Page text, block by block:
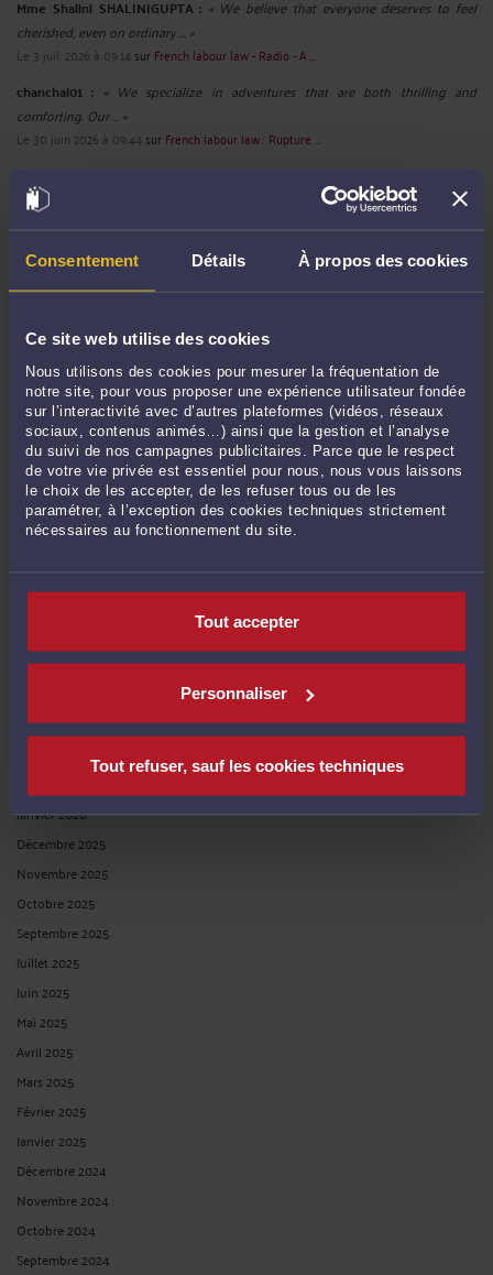
Consentement Détails À propos des cookies
Ce site web utilise des cookies
Nous utilisons des cookies pour mesurer la fréquentation de
notre site, pour vous proposer une expérience utilisateur fondée
sur l’interactivité avec d’autres plateformes (vidéos, réseaux
sociaux, contenus animés…) ainsi que la gestion et l’analyse
du suivi de nos campagnes publicitaires. Parce que le respect
de votre vie privée est essentiel pour nous, nous vous laissons
le choix de les accepter, de les refuser tous ou de les
paramétrer, à l’exception des cookies techniques strictement
nécessaires au fonctionnement du site.
Tout accepter
Personnaliser
Tout refuser, sauf les cookies techniques
Mme Shalini SHALINIGUPTA : « We believe that everyone deserves to feel
cherished, even on ordinary ... »
Le 3 juil. 2026 à 09:14 sur French labour law - Radio - A ...
chanchal01 : « We specialize in adventures that are both thrilling and
comforting. Our ... »
Le 30 juin 2026 à 09:44 sur French labour law : Rupture ...
first impression, and we make ... »
RECHERCHE
Publié du au
ARCHIVES
Juin 2026
Avril 2026
Janvier 2026
Décembre 2025
Novembre 2025
Octobre 2025
Septembre 2025
Juillet 2025
Juin 2025
Mai 2025
Avril 2025
Mars 2025
Février 2025
Janvier 2025
Décembre 2024
Novembre 2024
Octobre 2024
Septembre 2024